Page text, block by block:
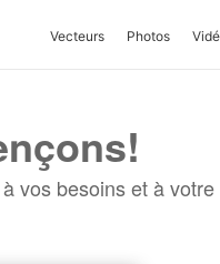
Vecteurs Photos
vos besoins et à